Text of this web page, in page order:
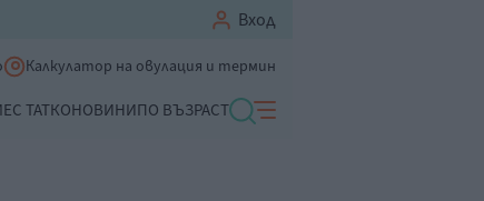
Вход
Калкулатор на овулация и термин
С ТАТКОНОВИНИПО ВЪЗРАСТ